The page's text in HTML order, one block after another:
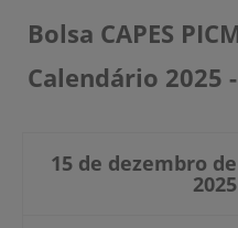
Bolsa CAPES
Calendário 2025
15 de dezembro de
2025